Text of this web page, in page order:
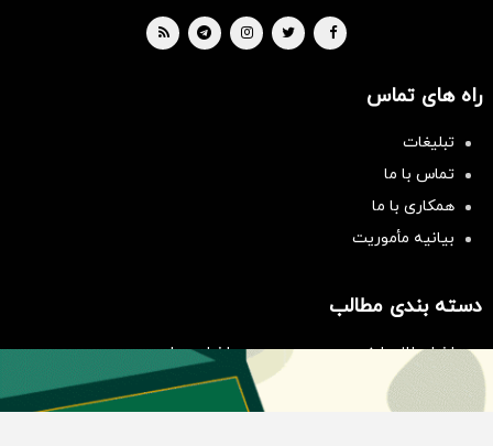
راه های تماس
تبلیغات
تماس با ما
همکاری با ما
بیانیه مأموریت
دسته بندی مطالب
اخبار طلا و ارز
اخبار سیاسی
اخبار بورس
اخبار مسکن
اخبار خودرو
اخبار تکنولوژی